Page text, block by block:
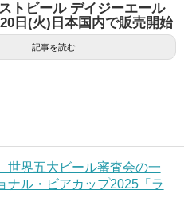
トビール デイジーエール
日(火)日本国内で販売開始
記事を読む
世界五大ビール審査会の一
ル・ビアカップ2025「ラ